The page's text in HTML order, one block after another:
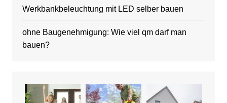
Werkbankbeleuchtung mit LED selber bauen
ohne Baugenehmigung: Wie viel qm darf man
bauen?